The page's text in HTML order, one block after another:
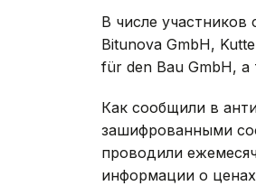
В числе участников
Bitunova GmbH,
für den Bau GmbH, а
Как сообщили в
зашифрованными
проводили
информации о